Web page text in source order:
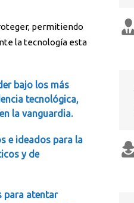
permitiendo
la tecnología esta
bajo los más
tecnológica,
la vanguardia.
e ideados para la
y de
para atentar